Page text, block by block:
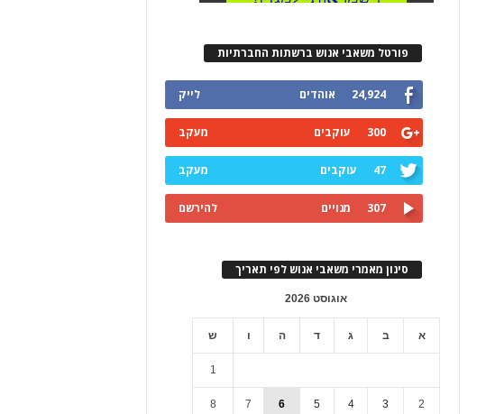
פורטל משאבי אנוש ברשתות החברתיות
24,924 אוהדים לייק
300 עוקבים מעקב
47 עוקבים מעקב
307 מנויים להירשם
סינון מאמרי משאבי אנוש לפי תאריך
אוגוסט 2026
א ב ג ד ה ו ש
1
2
3
4
5
6
7
8